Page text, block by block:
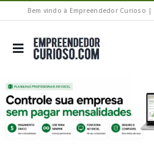
Bem vindo à Empreendedor Curioso